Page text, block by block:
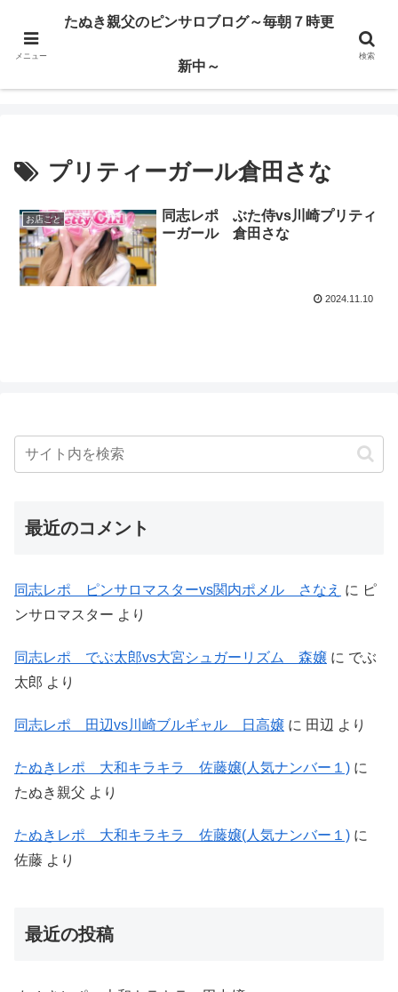
ハードサービス嬢を求めて3000回ピンサロで遊んだ親父
たぬき親父のピンサロブログ～毎朝７時更新中～
プリティーガール倉田さな
お店ごと
同志レポ ぶた侍vs川崎プリティ
ーガール 倉田さな
2024.11.10
最近のコメント
同志レポ ピンサロマスターvs関内ポメル さなえ に ピ
ンサロマスター より
同志レポ でぶ太郎vs大宮シュガーリズム 森嬢 に でぶ
太郎 より
同志レポ 田辺vs川崎ブルギャル 日高嬢 に 田辺 より
たぬきレポ 大和キラキラ 佐藤嬢(人気ナンバー１) に
たぬき親父 より
たぬきレポ 大和キラキラ 佐藤嬢(人気ナンバー１) に
佐藤 より
最近の投稿
メニュー
たぬき親父のピンサロブログ～毎朝７時更
新中～
検索